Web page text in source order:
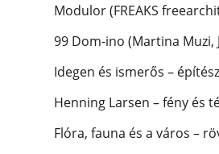
Modulor (FREAKS
99 Dom-ino (Martina Muzi,
Idegen és ismerős –
Henning Larsen – fény és
Flóra, fauna és a város –